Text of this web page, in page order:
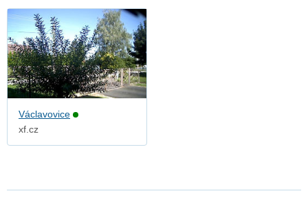
Václavovice
xf.cz